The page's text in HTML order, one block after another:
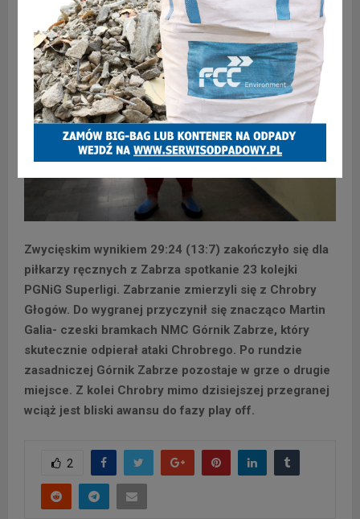
Zwycięskim wynikiem 29:24 (13:7) zakończyło się dla
piłkarzy ręcznych z Zabrza spotkanie 23 kolejki
PGNiG Superligi. Zabrzanie zmierzyli się z Chrobry
Głogów. Do wygranej przyczynił się znacząco Martin
Galia- czeski bramkach NMC Górnik Zabrze, który
skutecznie odpierał ataki Chrobrego. Po rundzie
zasadniczej Górnik Zabrze pozostaje w grze o drugie
miejsce. Z kolei Chrobry mimo dzisiejszej przegranej
wciąż jest bliski awansu do fazy play off.
2